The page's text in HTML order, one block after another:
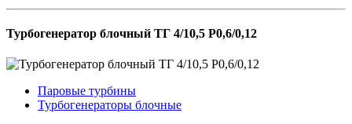
Турбогенератор блочный ТГ 4/10,5 Р0,6/0,12
Паровые турбины
Турбогенераторы блочные